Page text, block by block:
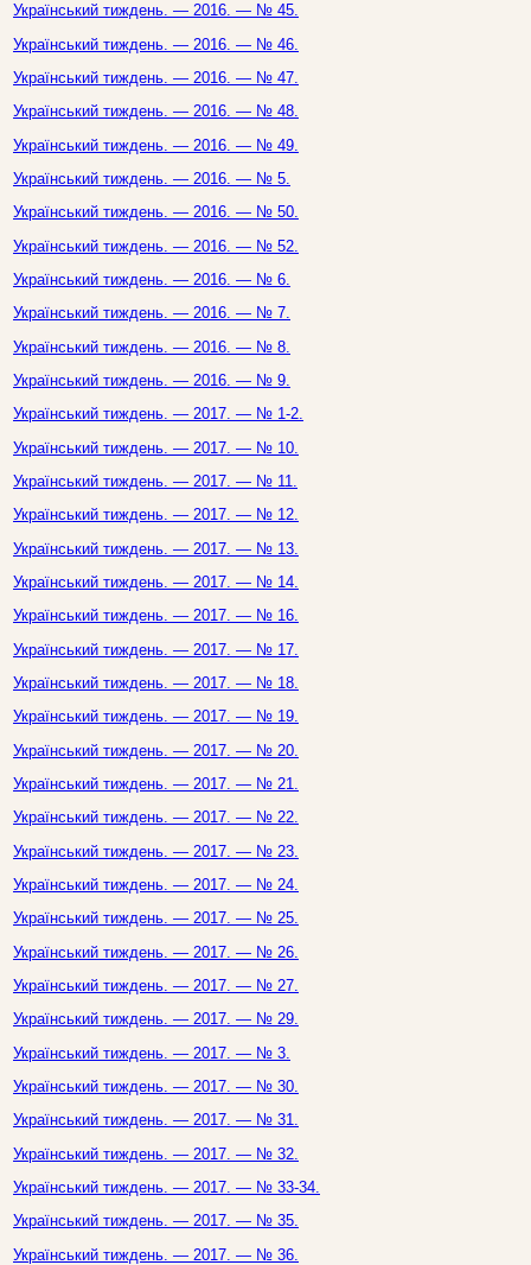
Український тиждень. — 2016. — № 45.
Український тиждень. — 2016. — № 46.
Український тиждень. — 2016. — № 47.
Український тиждень. — 2016. — № 48.
Український тиждень. — 2016. — № 49.
Український тиждень. — 2016. — № 5.
Український тиждень. — 2016. — № 50.
Український тиждень. — 2016. — № 52.
Український тиждень. — 2016. — № 6.
Український тиждень. — 2016. — № 7.
Український тиждень. — 2016. — № 8.
Український тиждень. — 2016. — № 9.
Український тиждень. — 2017. — № 1-2.
Український тиждень. — 2017. — № 10.
Український тиждень. — 2017. — № 11.
Український тиждень. — 2017. — № 12.
Український тиждень. — 2017. — № 13.
Український тиждень. — 2017. — № 14.
Український тиждень. — 2017. — № 16.
Український тиждень. — 2017. — № 17.
Український тиждень. — 2017. — № 18.
Український тиждень. — 2017. — № 19.
Український тиждень. — 2017. — № 20.
Український тиждень. — 2017. — № 21.
Український тиждень. — 2017. — № 22.
Український тиждень. — 2017. — № 23.
Український тиждень. — 2017. — № 24.
Український тиждень. — 2017. — № 25.
Український тиждень. — 2017. — № 26.
Український тиждень. — 2017. — № 27.
Український тиждень. — 2017. — № 29.
Український тиждень. — 2017. — № 3.
Український тиждень. — 2017. — № 30.
Український тиждень. — 2017. — № 31.
Український тиждень. — 2017. — № 32.
Український тиждень. — 2017. — № 33-34.
Український тиждень. — 2017. — № 35.
Український тиждень. — 2017. — № 36.